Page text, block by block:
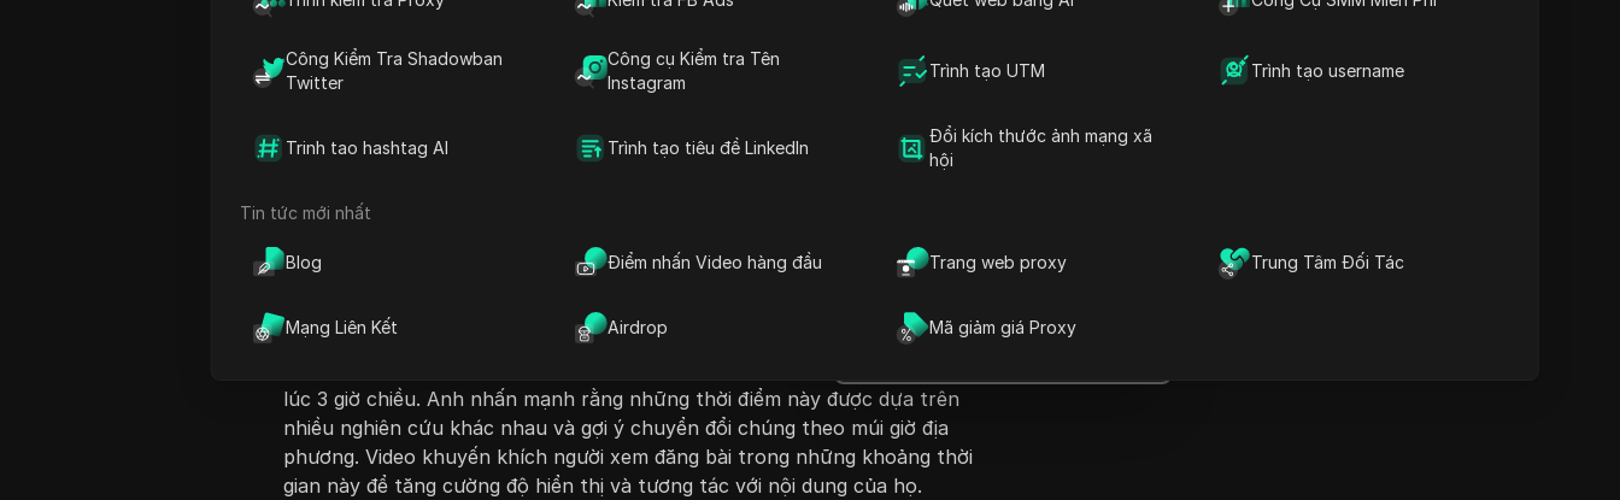
Công Kiểm Tra Shadowban
Twitter
Công cụ Kiểm tra Tên
Instagram
Trình tạo UTM Trình tạo username
Trinh tao hashtag AI Trình tạo tiêu đề LinkedIn
Đổi kích thước ảnh mạng xã
hội
Tin tức mới nhất
Blog Điểm nhấn Video hàng đầu Trang web proxy Trung Tâm Đối Tác
Mạng Liên Kết Airdrop Mã giảm giá Proxy
Mở trong ChatGPT
Đặt câu hỏi về trang này
Mở trong Claude
Đặt câu hỏi về trang này
Trong video này, Garrett Berry chia sẻ những mẹo cần thiết để tối đa hóa
sự tương tác trên Facebook cho các doanh nghiệp. Anh ấy bàn về những
thời điểm lý tưởng để đăng trên Facebook nhằm đạt được số lượt chia sẻ,
lượt thích và sự tương tác tổng thể cao nhất. Những thời gian đăng bài
tối ưu được nêu bật bao gồm thứ Bảy và Chủ Nhật từ 12 giờ trưa đến 1
lúc 3 giờ chiều. Anh nhấn mạnh rằng những thời điểm này được dựa trên
nhiều nghiên cứu khác nhau và gợi ý chuyển đổi chúng theo múi giờ địa
phương. Video khuyến khích người xem đăng bài trong những khoảng thời
gian này để tăng cường độ hiển thị và tương tác với nội dung của họ.
Thông tin quan trọng
Từ khóa nội dung
Các câu hỏi và trả lời liên
Thêm gợi ý video
quản lý nhiều tài khoản một
cách an toàn và tránh bị cấm